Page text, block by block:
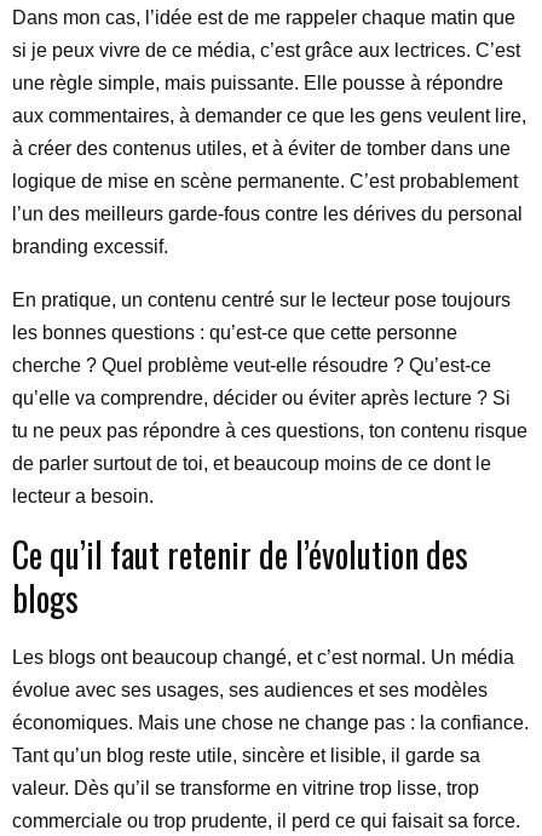
Dans mon cas, l’idée est de me rappeler chaque matin que
si je peux vivre de ce média, c’est grâce aux lectrices. C’est
une règle simple, mais puissante. Elle pousse à répondre
aux commentaires, à demander ce que les gens veulent lire,
à créer des contenus utiles, et à éviter de tomber dans une
logique de mise en scène permanente. C’est probablement
l’un des meilleurs garde-fous contre les dérives du personal
branding excessif.
En pratique, un contenu centré sur le lecteur pose toujours
les bonnes questions : qu’est-ce que cette personne
cherche ? Quel problème veut-elle résoudre ? Qu’est-ce
qu’elle va comprendre, décider ou éviter après lecture ? Si
tu ne peux pas répondre à ces questions, ton contenu risque
de parler surtout de toi, et beaucoup moins de ce dont le
lecteur a besoin.
Ce qu’il faut retenir de l’évolution des
blogs
Les blogs ont beaucoup changé, et c’est normal. Un média
évolue avec ses usages, ses audiences et ses modèles
économiques. Mais une chose ne change pas : la confiance.
Tant qu’un blog reste utile, sincère et lisible, il garde sa
valeur. Dès qu’il se transforme en vitrine trop lisse, trop
commerciale ou trop prudente, il perd ce qui faisait sa force.